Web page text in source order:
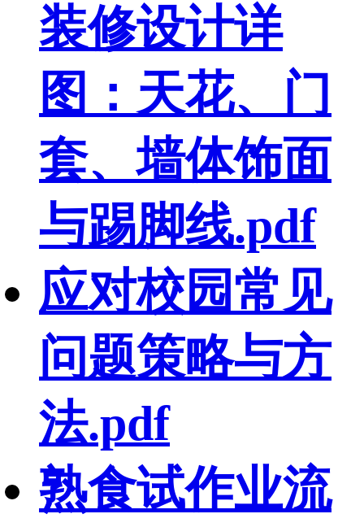
装修设计详
图：天花、门
套、墙体饰面
与踢脚线.pdf
应对校园常见
问题策略与方
法.pdf
熟食试作业流